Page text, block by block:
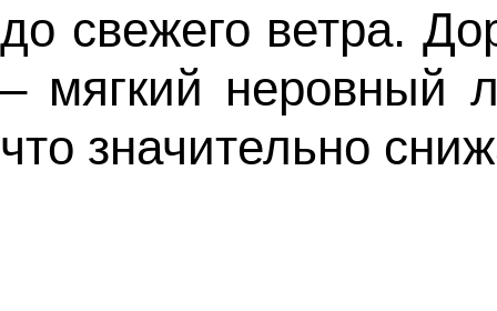
до свежего ветра.
– мягкий неровный
что значительно